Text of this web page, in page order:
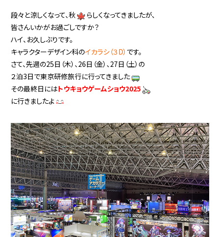
段々と涼しくなって、秋
らしくなってきましたが、
皆さんいかがお過ごしですか？
ハイ、お久しぶりです。
キャラクターデザイン科のイカラシ（３D） です。
さて、先週の25日（木）、26日（金）、27日（土）の
２泊3日で東京研修旅行に行ってきました
その最終日にはトウキョウゲームショウ2025
に行きましたよ